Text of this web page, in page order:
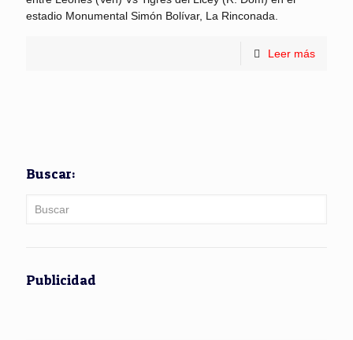
estadio Monumental Simón Bolívar, La Rinconada.
Leer más
Buscar:
Publicidad